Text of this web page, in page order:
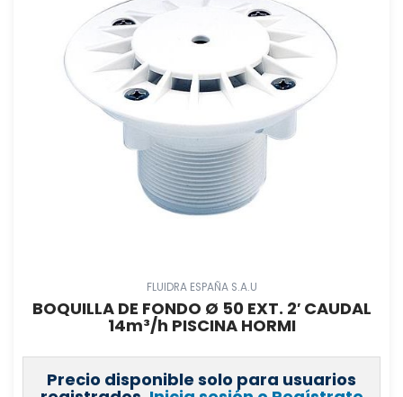
FLUIDRA ESPAÑA S.A.U
BOQUILLA DE FONDO Ø 50 EXT. 2′ CAUDAL
14m³/h PISCINA HORMI
Precio disponible solo para usuarios